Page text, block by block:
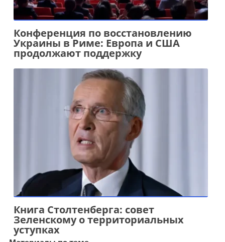
Конференция по восстановлению
Украины в Риме: Европа и США
продолжают поддержку
Книга Столтенберга: совет
Зеленскому о территориальных
уступках